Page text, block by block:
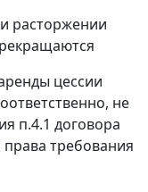
расторжении
цессии
не
п.4.1 договора
требования